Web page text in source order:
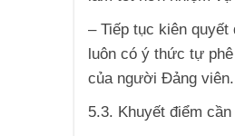
– Tiếp tục kiên
luôn có ý thức tự
của người Đảng viên.
5.3. Khuyết điểm